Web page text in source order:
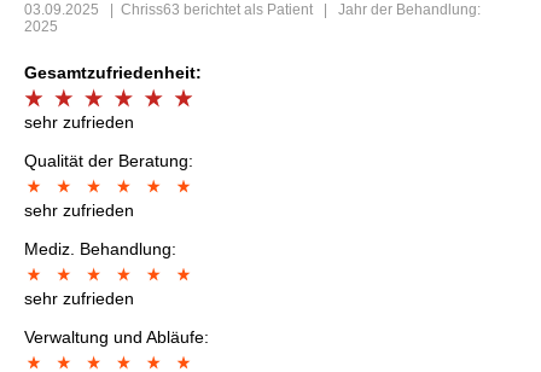
03.09.2025 Chriss63 berichtet als Patient | Jahr der Behandlung:
2025
Gesamtzufriedenheit:
sehr zufrieden
Qualität der Beratung:
sehr zufrieden
Mediz. Behandlung:
sehr zufrieden
Verwaltung und Abläufe: